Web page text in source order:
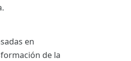
en
de la